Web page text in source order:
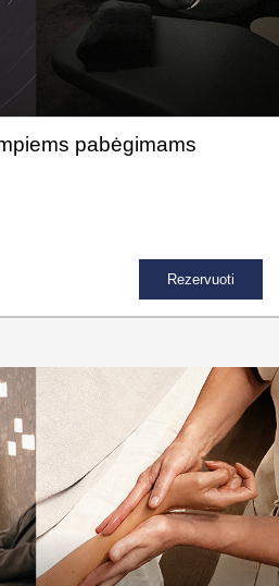
pabėgimams
Rezervuoti